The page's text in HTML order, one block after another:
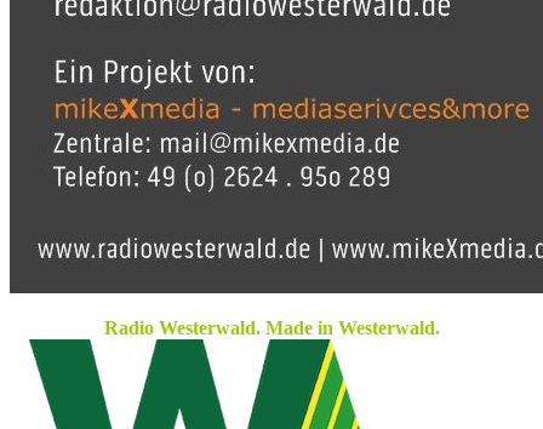
Radio Westerwald. Made in Westerwald.